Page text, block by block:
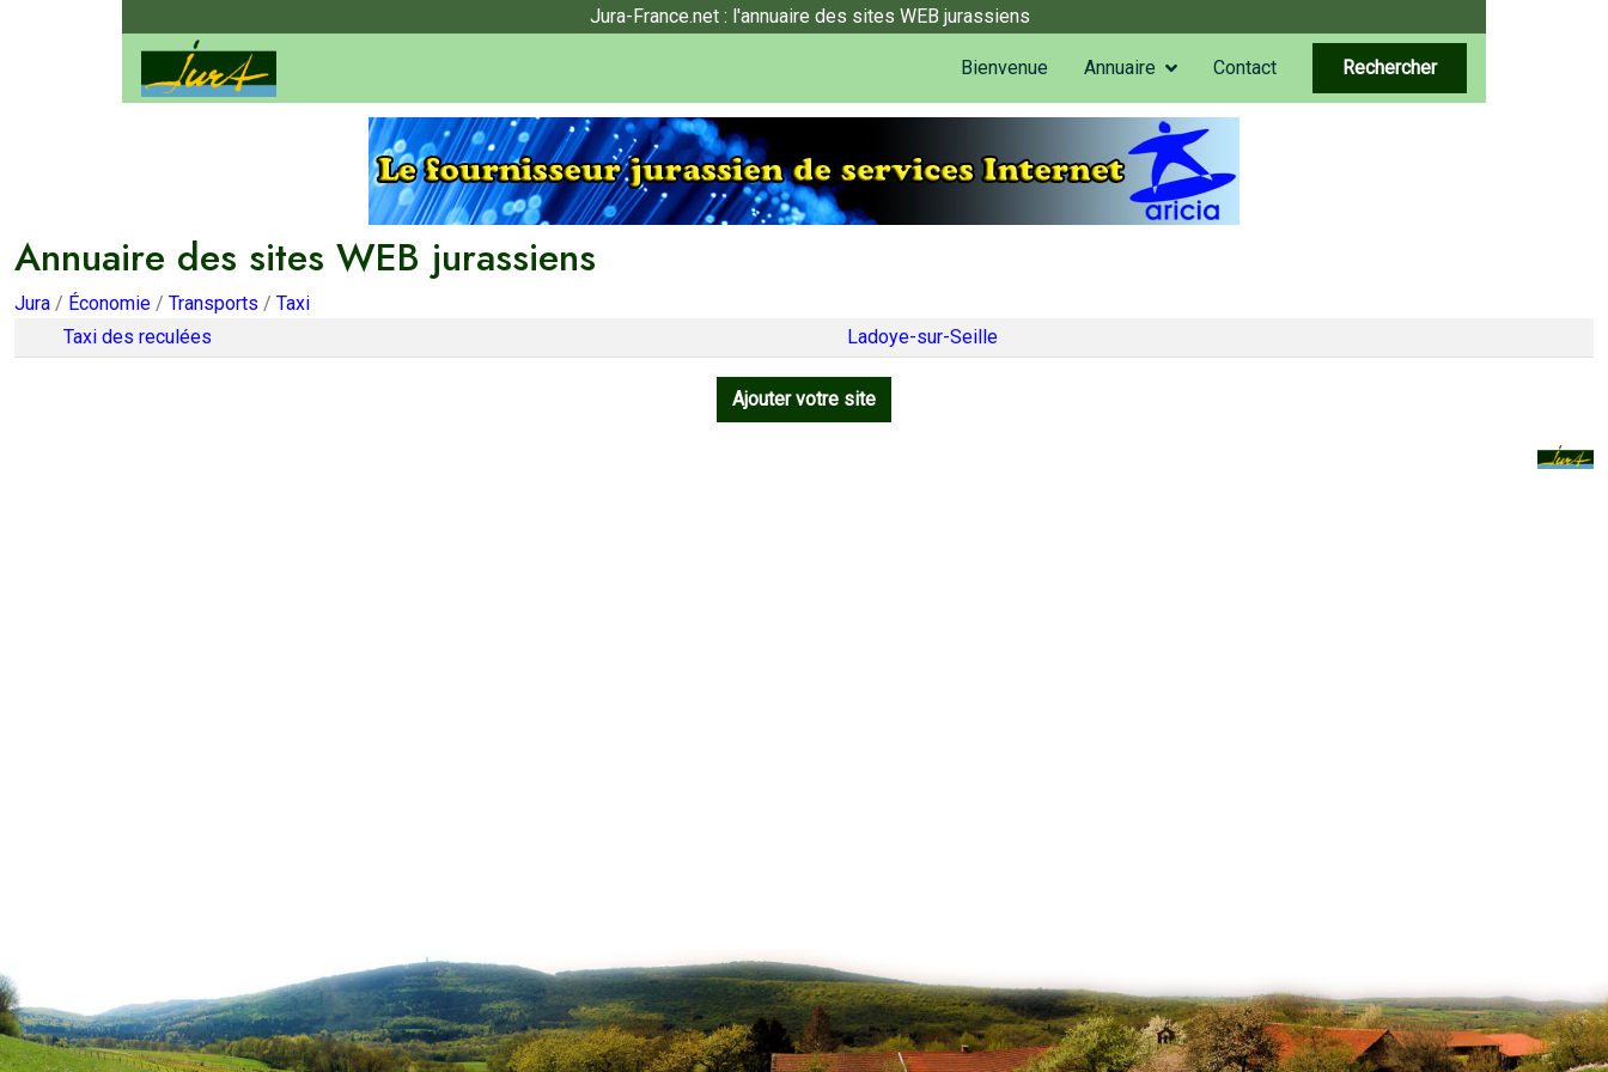
Jura-France.net : l'annuaire des sites WEB jurassiens
Bienvenue Annuaire Contact Rechercher
Annuaire des sites WEB jurassiens
Jura / Économie / Transports / Taxi
Taxi des reculées
Ladoye-sur-Seille
Ajouter votre site